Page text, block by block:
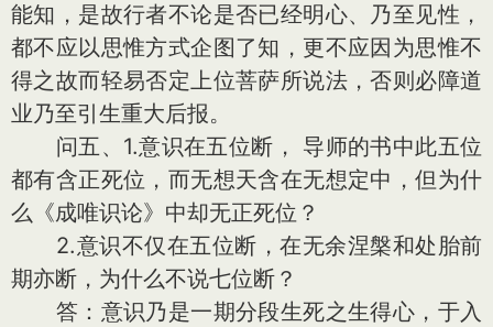
能知，是故行者不论是否已经明心、乃至见性，
都不应以思惟方式企图了知，更不应因为思惟不
得之故而轻易否定上位菩萨所说法，否则必障道
业乃至引生重大后报。
问五、1.意识在五位断， 导师的书中此五位
都有含正死位，而无想天含在无想定中，但为什
么《成唯识论》中却无正死位？
2.意识不仅在五位断，在无余涅槃和处胎前
期亦断，为什么不说七位断？
答：意识乃是一期分段生死之生得心，于入